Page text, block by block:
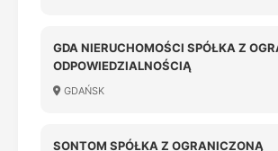
GDA NIERUCHOMOŚCI SPÓŁKA Z
ODPOWIEDZIALNOŚCIĄ
GDAŃSK
SONTOM SPÓŁKA Z OGRANICZONĄ